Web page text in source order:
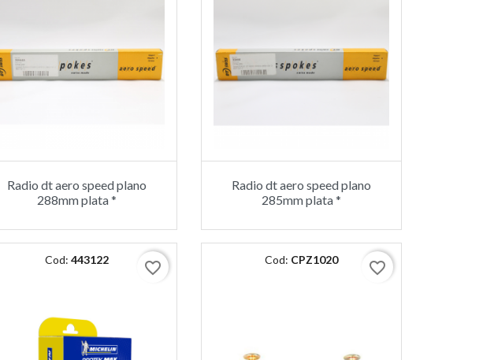
Radio dt aero speed plano
288mm plata *
Radio dt aero speed plano
285mm plata *
Cod: 443122 favorite_border Cod: CPZ1020 favorite_border